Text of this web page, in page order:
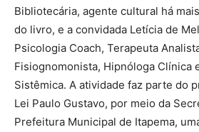
Bibliotecária, agente cultural há
do livro, e a convidada Letícia de
Psicologia Coach, Terapeuta
Fisiognomonista, Hipnóloga Clínica
Sistêmica. A atividade faz parte do
Lei Paulo Gustavo, por meio da
Prefeitura Municipal de Itapema,